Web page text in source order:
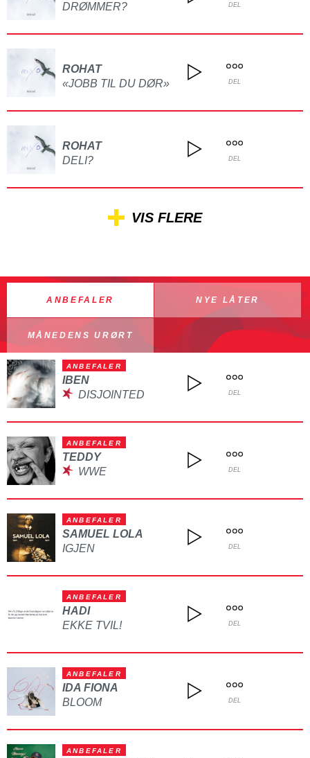
DRØMMER?
DEL
ROHAT
«JOBB TIL DU DØR»
DEL
ROHAT
DELI?
DEL
VIS FLERE
ANBEFALER NYE LÅTER
MÅNEDENS URØRT
ANBEFALER
IBEN
DISJOINTED
DEL
ANBEFALER
TEDDY
WWE
DEL
ANBEFALER
SAMUEL LOLA
IGJEN
DEL
ANBEFALER
HADI
EKKE TVIL!
DEL
ANBEFALER
IDA FIONA
BLOOM
DEL
ANBEFALER